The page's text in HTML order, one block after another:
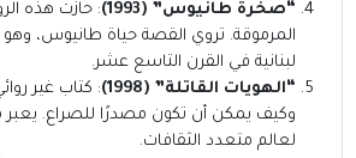
“صخرة طانيوس” (1993)
: حازت هذه
المرموقة. تروي القصة حياة طانيوس،
لبنانية في القرن التاسع عشر.
“الهويات القاتلة” (1998)
: كتاب غير
وكيف يمكن أن تكون مصدرًا للصراع.
لعالم متعدد الثقافات.